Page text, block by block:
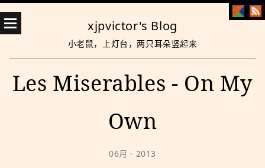
xjpvictor's Blog
小老鼠，上灯台，两只耳朵竖起来
Les Miserables - On My
Own
06月 · 2013